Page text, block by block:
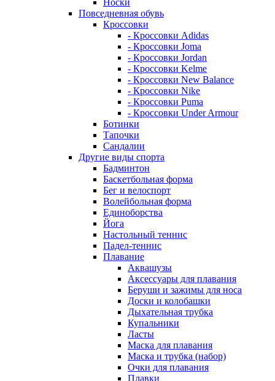
Повседневная обувь
Кроссовки
- Кроссовки Adidas
- Кроссовки Joma
- Кроссовки Jordan
- Кроссовки Kelme
- Кроссовки New Balance
- Кроссовки Nike
- Кроссовки Puma
- Кроссовки Under Armour
Ботинки
Тапочки
Сандалии
Другие виды спорта
Бадминтон
Баскетбольная форма
Бег и велоспорт
Волейбольная форма
Единоборства
Йога
Настольный теннис
Падел-теннис
Плавание
Аквашузы
Аксессуары для плавания
Беруши и зажимы для носа
Доски и колобашки
Дыхательная трубка
Купальники
Ласты
Маска для плавания
Маска и трубка (набор)
Очки для плавания
Плавки